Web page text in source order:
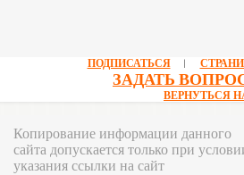
ПОДПИСАТЬСЯ
ЗАДАТЬ
ВЕРНУТЬСЯ
Копирование информации данного
сайта допускается только при
указания ссылки на сайт